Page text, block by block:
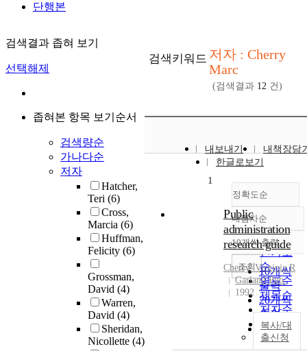
단행본
검색결과 좁혀 보기
선택해제
좁혀본 항목 보기순서
검색량순
가나다순
저자
Hatcher,
Teri (6)
Cross,
Marcia (6)
Huffman,
Felicity (6)
Grossman,
David (4)
Warren,
David (4)
Sheridan,
Nicollette (4)
검색키워드 저자 : Cherry
Marc
(검색결과 12 건)
내보내기
내책장담
한글로보기
정확도순
정확도
순
인기도
순
연도순
제목순
저자순
발행기
관순
내림차순
내림차순
10개씩 출력
10개씩
출력
20개씩
출력
30개씩
출력
조회
1
Public
administration
research guide
Cherry, Virginia R
Garland Pub.
1992
복사/대
출신청